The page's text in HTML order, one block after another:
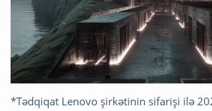
*Tədqiqat Lenovo şirkətinin sifarişi ilə